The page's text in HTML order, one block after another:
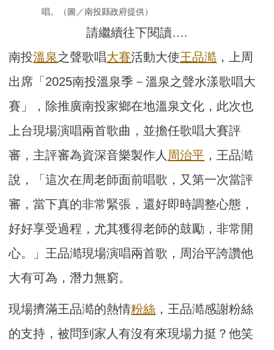
唱。（圖／南投縣政府提供）
請繼續往下閱讀….
南投溫泉之聲歌唱大賽活動大使王品澔 ，上周
出席「2025南投溫泉季－溫泉之聲水漾歌唱大
賽」，除推廣南投家鄉在地溫泉文化，此次也
上台現場演唱兩首歌曲，並擔任歌唱大賽評
審，主評審為資深音樂製作人 周治平 ，王品澔
說，「這次在周老師面前唱歌，又第一次當評
審，當下真的非常緊張，還好即時調整心態，
好好享受過程，尤其獲得老師的鼓勵，非常開
心。」王品澔現場演唱兩首歌，周治平誇讚他
大有可為，潛力無窮。
現場擠滿王品澔的熱情粉絲 ，王品澔感謝粉絲
的支持，被問到家人有沒有來現場力挺？他笑